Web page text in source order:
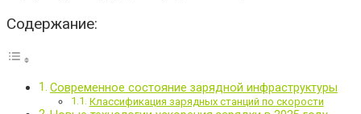
Содержание:
Современное состояние зарядной инфраструктуры
Классификация зарядных станций по скорости